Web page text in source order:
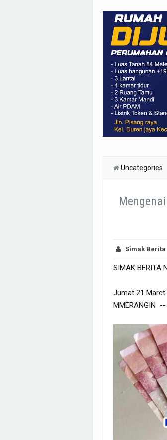
Uncategories
Simak Berita
SIMAK
Jumat 21 Maret
MMERANGIN